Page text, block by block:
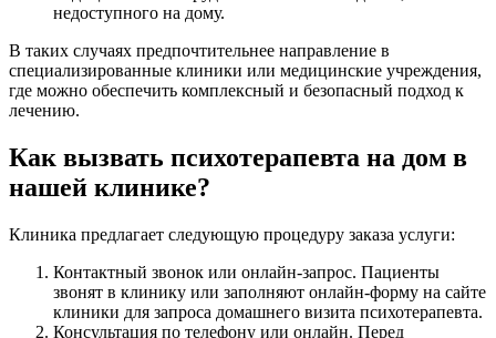
недоступного на дому.
В таких случаях предпочтительнее направление в
специализированные клиники или медицинские учреждения,
где можно обеспечить комплексный и безопасный подход к
лечению.
Как вызвать психотерапевта на дом в
нашей клинике?
Клиника предлагает следующую процедуру заказа услуги:
Контактный звонок или онлайн-запрос. Пациенты
звонят в клинику или заполняют онлайн-форму на сайте
клиники для запроса домашнего визита психотерапевта.
Консультация по телефону или онлайн. Перед